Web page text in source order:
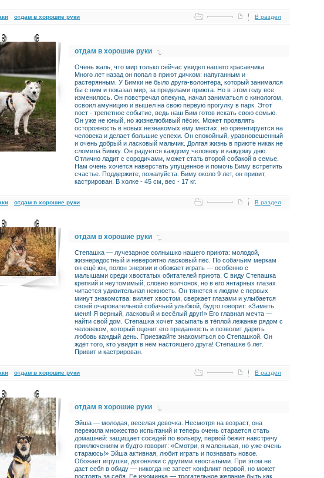
отдам в хорошие руки В раздел
отдам в хорошие руки
Очень жаль, что мир только сейчас увидел нашего красавчика.
Много лет назад он попал в приют дичком: напуганным и
растерянным. У Бимки не было друга-волонтера, который занимался
бы с ним и показал мир, за пределами приюта. Но в этом году все
изменилось. Он повстречал опекуна, начал заниматься с кинологом,
освоил амуницию и вышел на свою первую прогулку в парк. Этот
пост - трепетное событие, ведь наш Бим готов искать свою семью.
Он уже не юный, но жизнелюбивый пёсик. Может проявлять
осторожность в новых незнакомых ему местах, но ориентируется на
человека и делает большие успехи. Он спокойный, уравновешенный
и очень добрый и ласковый мальчик. Долгая жизнь в приюте никак не
сломила Бимку. Он радуется каждому человеку и каждому дню.
Отлично ладит с сородичами, может стать второй собакой в семье.
Нам очень хочется наверстать упущенное и помочь Биму встретить
счастье. Поддержите, пожалуйста. Биму около 9 лет, он привит,
кастрирован. В холке - 45 см, вес - 17 кг.
отдам в хорошие руки В раздел
отдам в хорошие руки
Степашка — лучезарное солнышко нашего приюта: молодой,
жизнерадостный и невероятно ласковый пёс. По собачьим меркам
он ещё юн, полон энергии и обожает играть — особенно с
малышами среди хвостатых обитателей приюта. С виду Степашка
крепкий и неутомимый, словно волчонок, но в его янтарных глазах
читается удивительная нежность. Он тянется к людям с первых
минут знакомства: виляет хвостом, сверкает глазами и улыбается
своей очаровательной собачьей улыбкой, будто говорит: «Заметь
меня! Я верный, ласковый и весёлый друг!» Его главная мечта —
найти свой дом. Степашка хочет засыпать в тёплой лежанке рядом с
человеком, который оценит его преданность и позволит дарить
любовь каждый день. Приезжайте знакомиться со Степашкой.️ Он
ждёт того, кто увидит в нём настоящего друга! Степашке 6 лет.
Привит и кастрирован.
отдам в хорошие руки В раздел
отдам в хорошие руки
Эйша — молодая, веселая девочка. Несмотря на возраст, она
пережила множество испытаний и теперь очень старается стать
домашней: защищает соседей по вольеру, первой бежит навстречу
приключениям и будто говорит: «Смотри, я маленькая, но уже очень
стараюсь!» Эйша активная, любит играть и познавать новое.
Обожает игрушки, догонялки с другими хвостатыми. При этом не
даст себя в обиду — никогда не затеет конфликт первой, но может
постоять за себя. Ее изюминка — трогательное желание быть как